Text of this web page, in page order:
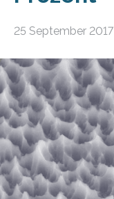
25 September 2017